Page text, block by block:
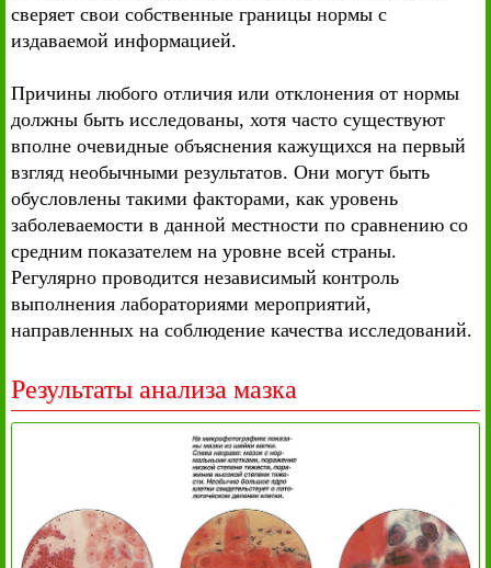
сверяет свои собственные границы нормы с
издаваемой информацией.
Причины любого отличия или отклонения от нормы
должны быть исследованы, хотя часто существуют
вполне очевидные объяснения кажущихся на первый
взгляд необычными результатов. Они могут быть
обусловлены такими факторами, как уровень
заболеваемости в данной местности по сравнению со
средним показателем на уровне всей страны.
Регулярно проводится независимый контроль
выполнения лабораториями мероприятий,
направленных на соблюдение качества исследований.
Результаты анализа мазка